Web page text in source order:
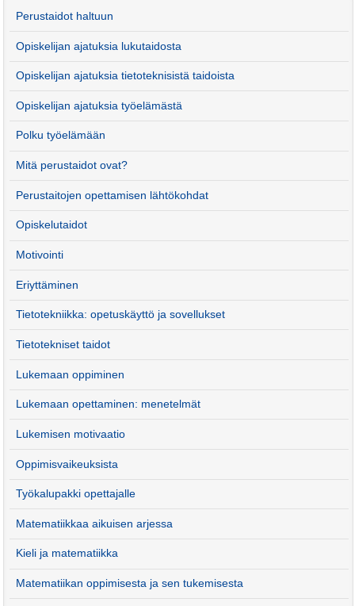
Perustaidot haltuun
Opiskelijan ajatuksia lukutaidosta
Opiskelijan ajatuksia tietoteknisistä taidoista
Opiskelijan ajatuksia työelämästä
Polku työelämään
Mitä perustaidot ovat?
Perustaitojen opettamisen lähtökohdat
Opiskelutaidot
Motivointi
Eriyttäminen
Tietotekniikka: opetuskäyttö ja sovellukset
Tietotekniset taidot
Lukemaan oppiminen
Lukemaan opettaminen: menetelmät
Lukemisen motivaatio
Oppimisvaikeuksista
Työkalupakki opettajalle
Matematiikkaa aikuisen arjessa
Kieli ja matematiikka
Matematiikan oppimisesta ja sen tukemisesta